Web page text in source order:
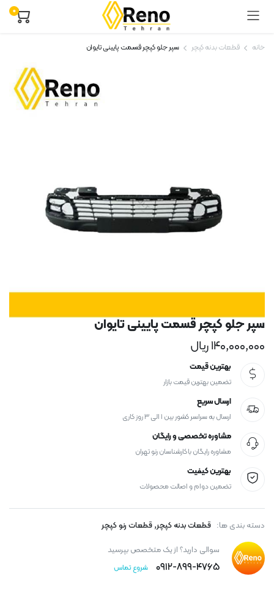
۰
خانه قطعات بدنه کپچر سپر جلو کپچر قسمت پایینی تایوان
سپر جلو کپچر قسمت پایینی تایوان
۱۴۰,۰۰۰,۰۰۰ریال
بهترین قیمت
تضمین بهترین قیمت بازار
ارسال سریع
ارسال به سراسر کشور بین ۱ الی ۳ روز کاری
مشاوره تخصصی و رایگان
مشاوره رایگان با کارشناسان رنو تهران
بهترین کیفیت
تضمین دوام و اصالت محصولات
دسته بندی ها: قطعات بدنه کپچر,قطعات رنو کپچر
سوالی دارید؟ از یک متخصص بپرسید
۰۹۱۲-۸۹۹-۴۷۶۵ شروع تماس